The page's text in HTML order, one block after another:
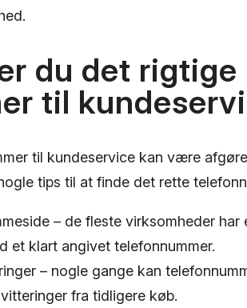
du det rigtige
til
til kundeservice kan være
tips til at finde det rette
– de fleste virksomheder har
et klart angivet telefonnummer.
– nogle gange kan
fra tidligere køb.